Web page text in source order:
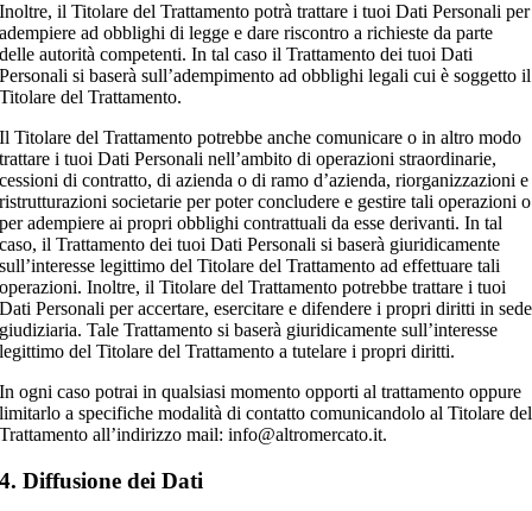
Inoltre, il Titolare del Trattamento potrà trattare i tuoi Dati Personali per
adempiere ad obblighi di legge e dare riscontro a richieste da parte
delle autorità competenti. In tal caso il Trattamento dei tuoi Dati
Personali si baserà sull’adempimento ad obblighi legali cui è soggetto il
Titolare del Trattamento.
Il Titolare del Trattamento potrebbe anche comunicare o in altro modo
trattare i tuoi Dati Personali nell’ambito di operazioni straordinarie,
cessioni di contratto, di azienda o di ramo d’azienda, riorganizzazioni e
ristrutturazioni societarie per poter concludere e gestire tali operazioni o
per adempiere ai propri obblighi contrattuali da esse derivanti. In tal
caso, il Trattamento dei tuoi Dati Personali si baserà giuridicamente
sull’interesse legittimo del Titolare del Trattamento ad effettuare tali
operazioni. Inoltre, il Titolare del Trattamento potrebbe trattare i tuoi
Dati Personali per accertare, esercitare e difendere i propri diritti in sede
giudiziaria. Tale Trattamento si baserà giuridicamente sull’interesse
legittimo del Titolare del Trattamento a tutelare i propri diritti.
In ogni caso potrai in qualsiasi momento opporti al trattamento oppure
limitarlo a specifiche modalità di contatto comunicandolo al Titolare del
Trattamento all’indirizzo mail: info@altromercato.it.
4. Diffusione dei Dati